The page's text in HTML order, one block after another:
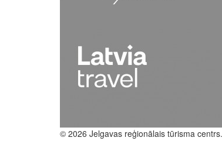
© 2026 Jelgavas reģionālais tūrisma